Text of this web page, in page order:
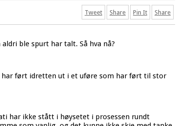
Tweet Share Pin It Share
ble spurt har talt. Så hva nå?
har ført idretten ut i et uføre som har ført til stor
har ikke stått i høysetet i prosessen rundt